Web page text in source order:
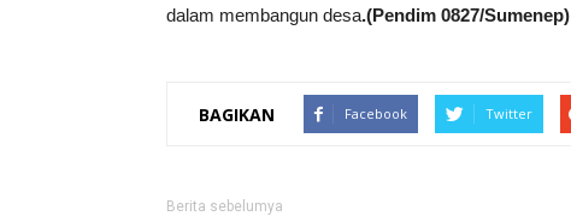
dalam membangun desa.(Pendim 0827/Sumenep)
BAGIKAN Facebook Twitter
Berita sebelumya